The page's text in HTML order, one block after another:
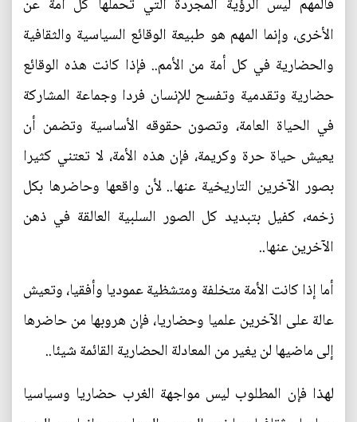
الأخرى، وإنما المهم هو طبيعة الوقائع السياسية والثقافية
والحضارية في كل أمة من الأمم.. فإذا كانت هذه الوقائع
حضارية وتقدمية وتفسح للإنسان فردا وجماعة المشاركة
في الحياة العامة، وتصون حقوقه الأساسية وتضمن أن
يعيش حياة حرة وكريمة، فإن هذه الأمة، لا تعتني كثيرا
بصور الآخرين التاريخية عنها.. لأن واقعها وحاضرها بكل
زخمه، كفيل بتبديد كل الصور السلبية العالقة في ذهن
الآخرين عنها..
أما إذا كانت الأمة متخلفة ومتشظية عموديا وأفقيا، وتعيش
عالة على الآخرين علميا وحضاريا، فإن هروبها من حاضرها
إلى ماضيها لن يغير من المعادلة الحضارية القائمة شيئا..
لهذا فإن المطلوب ليس مواجهة الغرب حضاريا وسياسيا